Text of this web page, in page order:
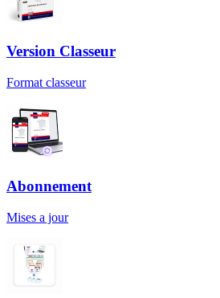
Version Classeur
Format classeur
Abonnement
Mises a jour